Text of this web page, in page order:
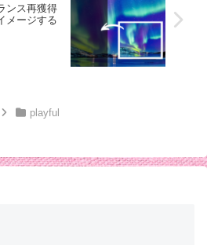
ンス再獲得
メージする
playful